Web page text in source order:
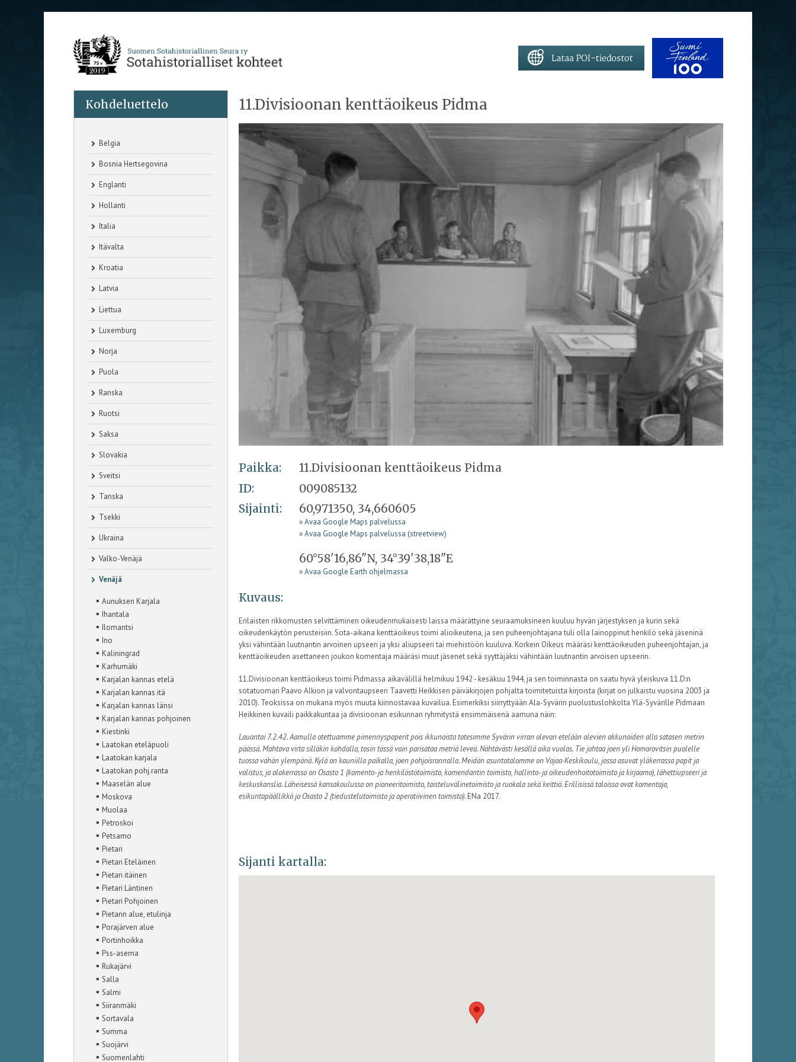
Kohdeluettelo
Belgia
Bosnia Hertsegovina
Englanti
Hollanti
Italia
Itävalta
Kroatia
Latvia
Liettua
Luxemburg
Norja
Puola
Ranska
Ruotsi
Saksa
Slovakia
Sveitsi
Tanska
Tsekki
Ukraina
Valko-Venäjä
Venäjä
▪Aunuksen Karjala
▪ Ihantala
▪ Ilomantsi
▪ Ino
▪ Kaliningrad
▪ Karhumäki
▪ Karjalan kannas etelä
▪ Karjalan kannas itä
▪ Karjalan kannas länsi
▪ Karjalan kannas pohjoinen
▪ Kiestinki
▪ Laatokan eteläpuoli
▪ Laatokan karjala
▪ Laatokan pohj.ranta
▪ Maaselän alue
▪ Moskova
▪ Muolaa
▪ Petroskoi
▪ Petsamo
▪ Pietari
▪ Pietari Eteläinen
▪ Pietari itäinen
▪ Pietari Läntinen
▪ Pietari Pohjoinen
▪ Pietarin alue, etulinja
▪ Porajärven alue
▪ Portinhoikka
▪ Pss-asema
▪ Rukajärvi
▪ Salla
▪ Salmi
▪ Siiranmäki
▪ Sortavala
▪ Summa
▪ Suojärvi
▪ Suomenlahti
11.Divisioonan kenttäoikeus Pidma
Paikka:
11.Divisioonan kenttäoikeus Pidma
ID:
009085132
Sijainti:
60,971350, 34,660605
» Avaa Google Maps palvelussa
» Avaa Google Maps palvelussa (streetview)
60°58'16,86"N, 34°39'38,18"E
» Avaa Google Earth ohjelmassa
Kuvaus:
Erilaisten rikkomusten selvittäminen oikeudenmukaisesti laissa määrättyine seuraamuksineen kuuluu hyvän järjestyksen ja kurin sekä
oikeudenkäytön perusteisiin. Sota-aikana kenttäoikeus toimi alioikeutena, ja sen puheenjohtajana tuli olla lainoppinut henkilö sekä jäseninä
yksi vähintään luutnantin arvoinen upseeri ja yksi aliupseeri tai miehistöön kuuluva. Korkein Oikeus määräsi kenttäoikeuden puheenjohtajan, ja
kenttäoikeuden asettaneen joukon komentaja määräsi muut jäsenet sekä syyttäjäksi vähintään luutnantin arvoisen upseerin.
11.Divisioonan kenttäoikeus toimi Pidmassa aikavälillä helmikuu 1942 - kesäkuu 1944, ja sen toiminnasta on saatu hyvä yleiskuva 11.D:n
sotatuomari Paavo Alkion ja valvontaupseeri Taavetti Heikkisen päiväkirjojen pohjalta toimitetuista kirjoista (kirjat on julkaistu vuosina 2003 ja
2010). Teoksissa on mukana myös muuta kiinnostavaa kuvailua. Esimerkiksi siirryttyään Ala-Syvärin puolustuslohkolta Ylä-Syvärille Pidmaan
Heikkinen kuvaili paikkakuntaa ja divisioonan esikunnan ryhmitystä ensimmäisenä aamuna näin:
Lauantai 7.2.42. Aamulla otettuamme pimennyspaperit pois ikkunoista totesimme Syvärin virran olevan etelään olevien akkunoiden alla satasen metrin
päässä. Mahtava virta silläkin kohdalla, tosin tässä vain parisataa metriä leveä. Nähtävästi kesällä aika vuolas. Tie johtaa joen yli Homorovitsin puolelle
tuossa vähän ylempänä. Kylä on kauniilla paikalla, joen pohjoisrannalla. Meidän asuntotalomme on Vajaa-Keskikoulu, jossa asuvat yläkerrassa papit ja
valistus, ja alakerrassa on Osasto 1 (komento- ja henkilöstötoimisto, komendantin toimisto, hallinto- ja oikeudenhoitotoimisto ja kirjaamo), lähettiupseeri ja
keskuskanslia. Läheisessä kansakoulussa on pioneeritoimisto, taisteluvälinetoimisto ja ruokala sekä keittiö. Erillisissä taloissa ovat komentaja,
esikuntapäällikkö ja Osasto 2 (tiedustelutoimisto ja operatiivinen toimisto). ENa 2017.
Sijanti kartalla: